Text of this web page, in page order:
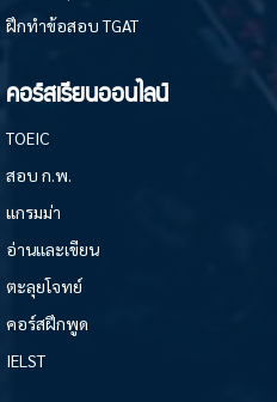
ฝึกทำข้อสอบ TGAT
คอร์สเรียนออนไลน์
TOEIC
สอบ ก.พ.
แกรมม่า
อ่านและเขียน
ตะลุยโจทย์
คอร์สฝึกพูด
IELST